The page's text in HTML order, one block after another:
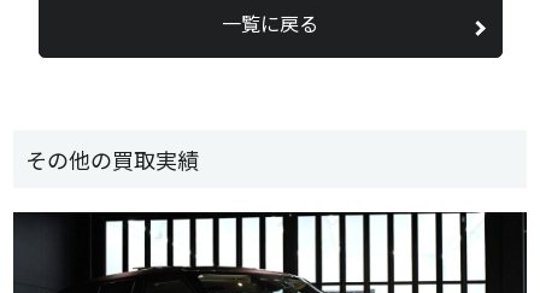
その他の買取実績
一覧に戻る